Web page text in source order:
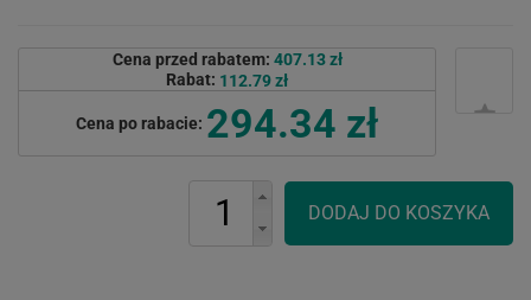
Cena przed rabatem: 407.13 zł
Rabat: 112.79 zł
Cena po rabacie: 294.34 zł